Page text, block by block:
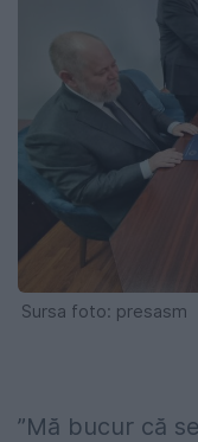
Sursa foto: presasm
”Mă bucur că